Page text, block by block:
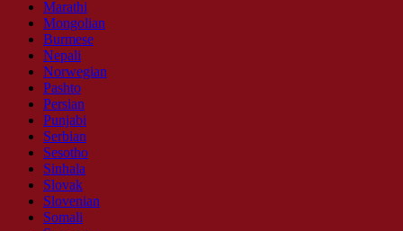
Marathi
Mongolian
Burmese
Nepali
Norwegian
Pashto
Persian
Punjabi
Serbian
Sesotho
Sinhala
Slovak
Slovenian
Somali